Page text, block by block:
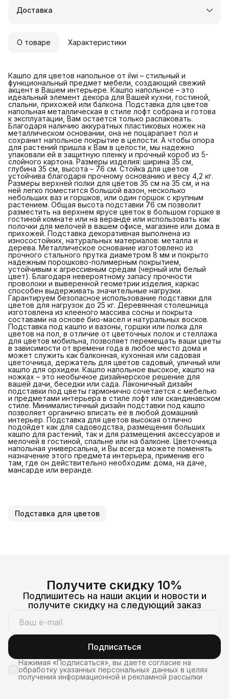
Доставка
О товаре Характеристики
Кашпо для цветов напольное от ilwi – стильный и
функциональный предмет мебели, создающий свежий
акцент в Вашем интерьере. Кашпо напольное – это
идеальный элемент декора для Вашей кухни, гостиной,
спальни, прихожей или балкона. Подставка для цветов
напольная металлическая в стиле лофт собрана и готова
к эксплуатации, Вам остаётся только распаковать.
Благодаря наличию аккуратных пластиковых ножек на
металлическом основании, она не поцарапает пол и
сохранит напольное покрытие в целости. А чтобы опора
для растений пришла к Вам в целости, мы надежно
упаковали ей в защитную пленку и прочный короб из 5-
слойного картона. Размеры изделия: ширина 35 см,
глубина 35 см, высота – 76 см. Стойка для цветов
устойчива благодаря прочному основанию и весу 4,2 кг.
Размеры верхней полки для цветов 35 см на 35 см, и на
ней легко поместится большой вазон, несколько
небольших ваз и горшков, или один горшок с крупным
растением. Общая высота подставки 76 см позволит
разместить на верхнем ярусе цветок в большом горшке в
гостиной комнате или на веранде или использовать как
полочки для мелочей в вашем офисе, магазине или дома в
прихожей. Подставка декоративная выполнена из
износостойких, натуральных материалов: металла и
дерева. Металлическое основание изготовлено из
прочного стального прутка диаметром 8 мм и покрыто
надежным порошково-полимерным покрытием,
устойчивым к агрессивным средам (черный или белый
цвет). Благодаря невероятному запасу прочности
проволоки и выверенной геометрии изделия, каркас
способен выдерживать значительные нагрузки.
Гарантируем безопасное использование подставки для
цветов для нагрузок до 25 кг. Деревянная столешница
изготовлена из клееного массива сосны и покрыта
составами на основе био-масел и натуральных восков.
Подставка под кашпо и вазоны, горшки или полка для
цветов на пол, в отличие от цветочных полок и стеллажа
для цветов мобильна, позволяет перемещать ваши цветы
в зависимости от времени года в любое место дома и
может служить как балконная, кухонная или садовая
цветочница, держатель для цветов садовый, уличный или
кашпо для орхидеи. Кашпо напольное высокое, кашпо на
ножках – это необычное дизайнерское решение для
вашей дачи, беседки или сада. Лаконичный дизайн
подставки под цветы гармонично сочетается с мебелью
и предметами интерьера в стиле лофт или скандинавском
стиле. Минималистичный дизайн подставки под кашпо
позволяет органично вписать её в любой домашний
интерьер. Подставка для цветов высокая отлично
подойдет как для садоводства, размещения больших
кашпо для растений, так и для размещения аксессуаров и
мелочей в гостиной, спальне или на балконе. Цветочница
напольная универсальна, и Вы всегда можете поменять
назначение этого предмета интерьера, применив его
там, где он действительно необходим: дома, на даче,
мансарде или веранде.
Подставка для цветов
Получите скидку 10%
Подпишитесь на наши акции и новости и
получите скидку на следующий заказ
Подписаться
Нажимая «Подписаться», вы даете согласие на
обработку указанных персональных данных в целях
получения информационной и рекламной рассылки